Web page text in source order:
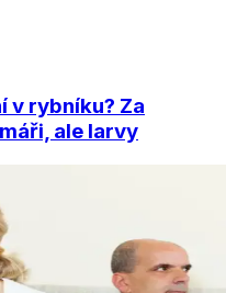
v rybníku? Za
ale larvy